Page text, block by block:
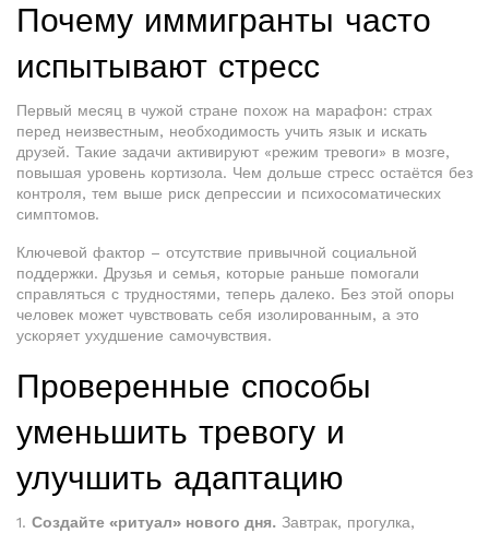
Почему иммигранты часто
испытывают стресс
Первый месяц в чужой стране похож на марафон: страх
перед неизвестным, необходимость учить язык и искать
друзей. Такие задачи активируют «режим тревоги» в мозге,
повышая уровень кортизола. Чем дольше стресс остаётся без
контроля, тем выше риск депрессии и психосоматических
симптомов.
Ключевой фактор – отсутствие привычной социальной
поддержки. Друзья и семья, которые раньше помогали
справляться с трудностями, теперь далеко. Без этой опоры
человек может чувствовать себя изолированным, а это
ускоряет ухудшение самочувствия.
Проверенные способы
уменьшить тревогу и
улучшить адаптацию
1. Создайте «ритуал» нового дня. Завтрак, прогулка,